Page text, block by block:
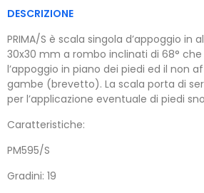
DESCRIZIONE
PRIMA/S è scala singola d’appoggio in
30x30 mm a rombo inclinati di 68°
l’appoggio in piano dei piedi ed il non
gambe (brevetto). La scala porta di
per l’applicazione eventuale di piedi
Caratteristiche:
PM595/S
Gradini: 19